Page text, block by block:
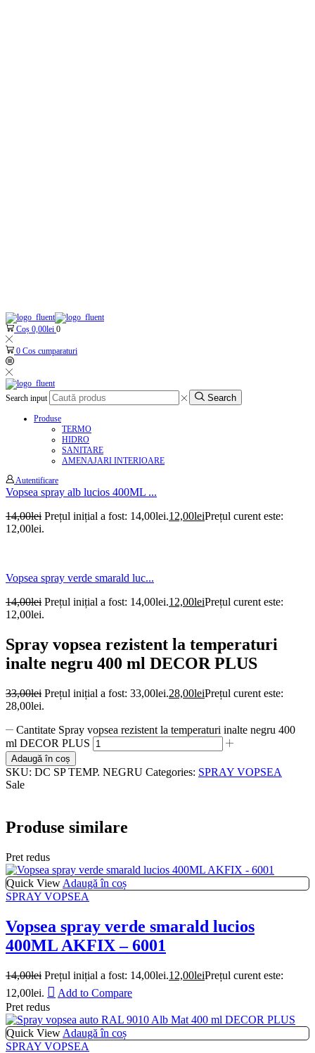
Coș 0,00lei 0
0 Cos cumparaturi
Search input Search
Produse
TERMO
HIDRO
SANITARE
AMENAJARI INTERIOARE
Autentificare
Vopsea spray alb lucios 400ML ...
14,00lei Prețul inițial a fost: 14,00lei.12,00leiPrețul curent este:
12,00lei.
Vopsea spray verde smarald luc...
14,00lei Prețul inițial a fost: 14,00lei.12,00leiPrețul curent este:
12,00lei.
Spray vopsea rezistent la temperaturi
inalte negru 400 ml DECOR PLUS
33,00lei Prețul inițial a fost: 33,00lei.28,00leiPrețul curent este:
28,00lei.
Cantitate Spray vopsea rezistent la temperaturi inalte negru 400
ml DECOR PLUS
Adaugă în coș
SKU: DC SP TEMP. NEGRU Categories: SPRAY VOPSEA
Sale
Produse similare
Pret redus
Quick View Adaugă în coș
SPRAY VOPSEA
Vopsea spray verde smarald lucios
400ML AKFIX – 6001
14,00lei Prețul inițial a fost: 14,00lei.12,00leiPrețul curent este:
12,00lei.
Add to Compare
Pret redus
Quick View Adaugă în coș
SPRAY VOPSEA